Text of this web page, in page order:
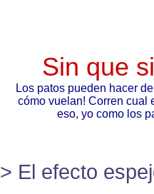
Sin que
Los patos pueden hacer
cómo vuelan! Corren cual
eso, yo como los
> El efecto